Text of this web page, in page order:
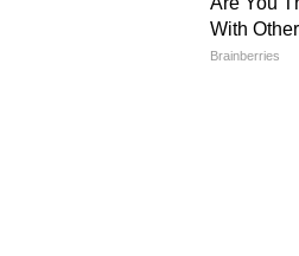
में तेज
जम्मू-